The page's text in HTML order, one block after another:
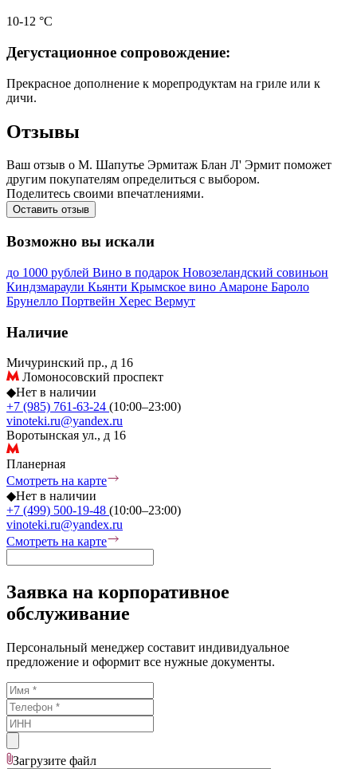
10-12 °С
Дегустационное сопровождение:
Прекрасное дополнение к морепродуктам на гриле или к
дичи.
Отзывы
Ваш отзыв о М. Шапутье Эрмитаж Блан Л' Эрмит поможет
другим покупателям определиться с выбором.
Поделитесь своими впечатлениями.
Оставить отзыв
Возможно вы искали
до 1000 рублей Вино в подарок Новозеландский совиньон
Киндзмараули Кьянти Крымское вино Амароне Бароло
Брунелло Портвейн Херес Вермут
Наличие
Мичуринский пр., д 16
Ломоносовский проспект
◆Нет в наличии
+7 (985) 761-63-24 (10:00–23:00)
vinoteki.ru@yandex.ru
Воротынская ул., д 16
Планерная
Смотреть на карте
◆Нет в наличии
+7 (499) 500-19-48 (10:00–23:00)
vinoteki.ru@yandex.ru
Смотреть на карте
Заявка на корпоративное
обслуживание
Персональный менеджер составит индивидуальное
предложение и оформит все нужные документы.
Загрузите файл